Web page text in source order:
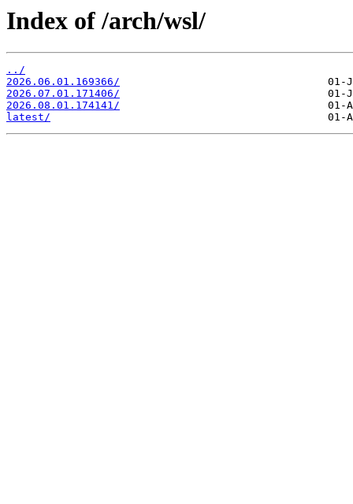
Index of /arch/wsl/
../
2026.06.01.169366/
2026.07.01.171406/
2026.08.01.174141/
latest/